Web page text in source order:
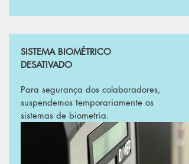
SISTEMA BIOMÉTRICO
DESATIVADO
Para segurança dos colaboradores,
suspendemos temporariamente os
sistemas de biometria.